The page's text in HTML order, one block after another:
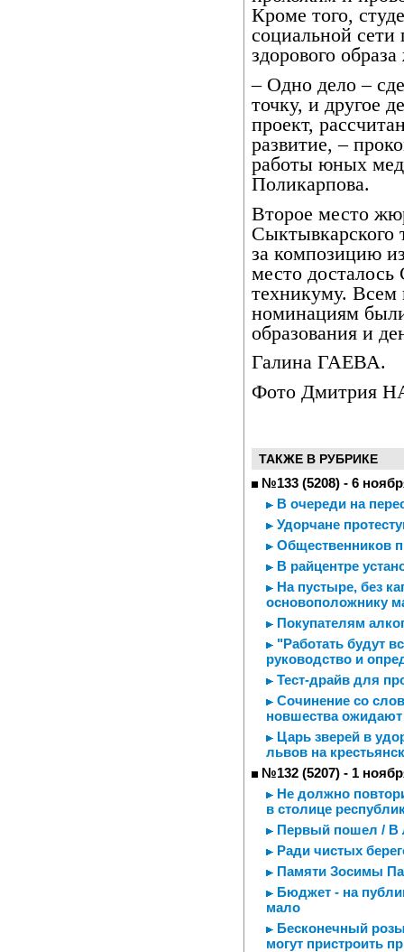
Кроме того,
социальной
здорового
– Одно дело –
точку, и другое
проект,
развитие, –
работы юных
Поликарпова.
Второе место
Сыктывкарского
за композицию
место
техникуму. Всем
номинациям
образования и
Галина ГАЕВА.
Фото Дмитрия
ТАКЖЕ В РУБРИКЕ
№133 (5208) - 6
В очереди на
Удорчане
Общественников
В райцентре
На пустыре, без
основоположнику
Покупателям
"Работать будут
руководство и
Тест-драйв для
Сочинение со
новшества
Царь зверей в
львов на
№132 (5207) - 1
Не должно
в столице
Первый пошел / В
Ради чистых
Памяти Зосимы
Бюджет - на
мало
Бесконечный
могут пристроить